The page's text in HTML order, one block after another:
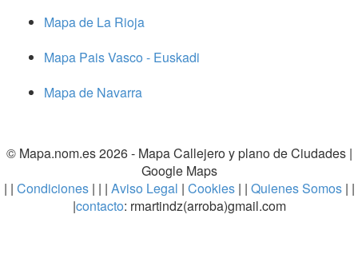
Mapa de La Rioja
Mapa Pais Vasco - Euskadi
Mapa de Navarra
© Mapa.nom.es 2026 - Mapa Callejero y plano de Ciudades|
Google Maps
| | Condiciones| | | Aviso Legal | Cookies | | Quienes Somos | |
|contacto: rmartindz(arroba)gmail.com